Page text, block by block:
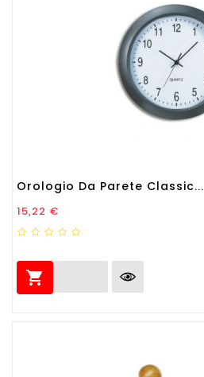
Orologio Da Parete Classic...
Prezzo
15,22 €
